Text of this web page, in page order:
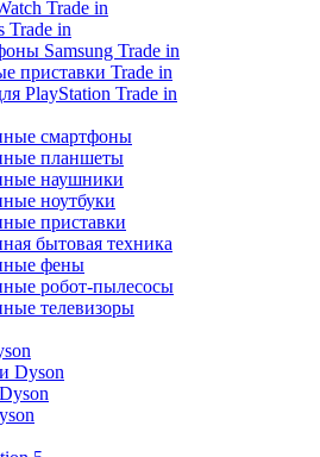
Trade in
Trade in
Samsung Trade in
приставки Trade in
PlayStation Trade in
смартфоны
планшеты
наушники
ноутбуки
приставки
бытовая техника
фены
робот-пылесосы
телевизоры
Dyson